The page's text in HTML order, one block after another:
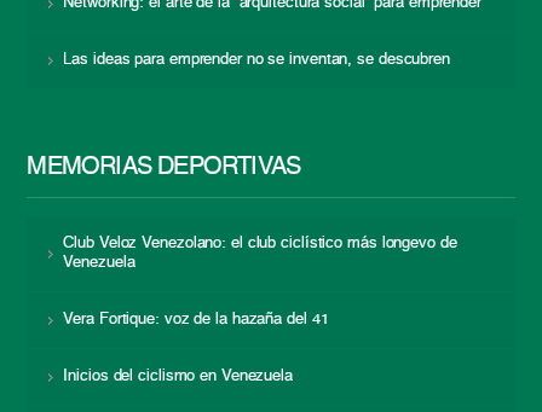
Las ideas para emprender no se inventan, se descubren
MEMORIAS DEPORTIVAS
Club Veloz Venezolano: el club ciclístico más longevo de
Venezuela
Vera Fortique: voz de la hazaña del 41
Inicios del ciclismo en Venezuela